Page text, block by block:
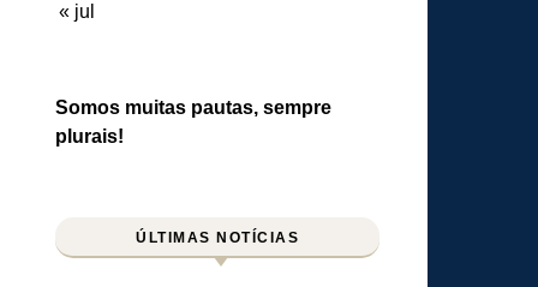
« jul
Somos muitas pautas, sempre
plurais!
ÚLTIMAS NOTÍCIAS